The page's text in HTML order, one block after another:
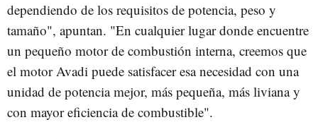
dependiendo de los requisitos de potencia, peso y
tamaño", apuntan. "En cualquier lugar donde encuentre
un pequeño motor de combustión interna, creemos que
el motor Avadi puede satisfacer esa necesidad con una
unidad de potencia mejor, más pequeña, más liviana y
con mayor eficiencia de combustible".